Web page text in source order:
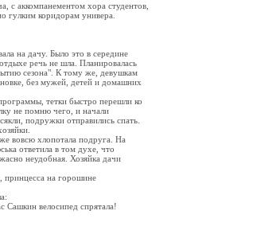
с аккомпанементом хора студентов,
гулким коридорам универа.
на дачу. Было это в середине
речь не шла. Планировалась
сезона". К тому же, девушкам
без мужей, детей и домашних
тетки быстро перешли ко
не помню чего, и начали
подружки отправились спать.
вовсю хлопотала подруга. На
ответила в том духе, что
неудобная. Хозяйка дачи
на горошине
Сашкин велосипед спрятала!